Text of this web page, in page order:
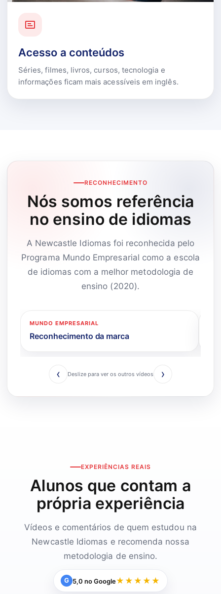
Acesso a conteúdos
Séries, filmes, livros, cursos, tecnologia e
informações ficam mais acessíveis em inglês.
RECONHECIMENTO
Nós somos referência
no ensino de idiomas
A Newcastle Idiomas foi reconhecida pelo
Programa Mundo Empresarial como a escola
de idiomas com a melhor metodologia de
ensino (2020).
MUNDO EMPRESARIAL
Reconhecimento da marca
‹ Deslize para ver os outros vídeos ›
EXPERIÊNCIAS REAIS
Alunos que contam a
própria experiência
Vídeos e comentários de quem estudou na
Newcastle Idiomas e recomenda nossa
metodologia de ensino.
G 5,0 no Google★★★★★